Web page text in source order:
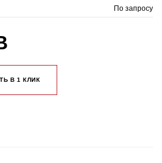
По запросу
В 1 КЛИК